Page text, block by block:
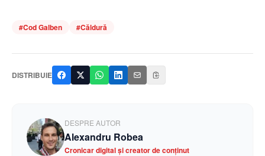
#Cod Galben #Căldură
DISTRIBUIE
DESPRE AUTOR
Alexandru Robea
Cronicar digital și creator de conținut